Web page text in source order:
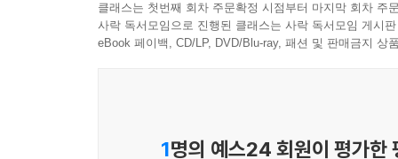
클래스는 첫번째 회차 주문확정 시점부터 마지막 회차 주
사락 독서모임으로 진행된 클래스는 사락 독서모임 게시
eBook 페이백, CD/LP, DVD/Blu-ray, 패션 및 판매금지 상
1명의 예스24 회원이 평가한